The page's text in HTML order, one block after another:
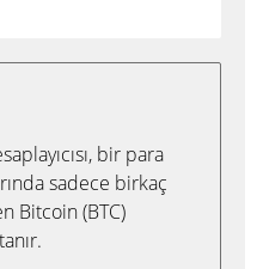
bir para
sadece birkaç
Bitcoin (BTC)